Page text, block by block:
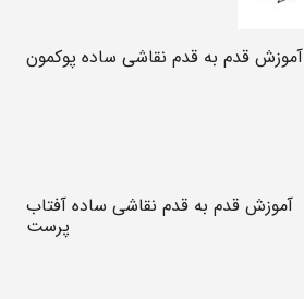
آموزش قدم به قدم نقاشی ساده پوکمون
آموزش قدم به قدم نقاشی ساده آفتاب
پرست